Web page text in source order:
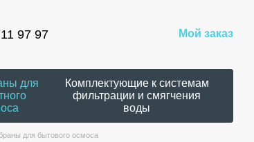
97 97 Мой заказ
для
Комплектующие к системам
фильтрации и смягчения
воды
для бытового осмоса